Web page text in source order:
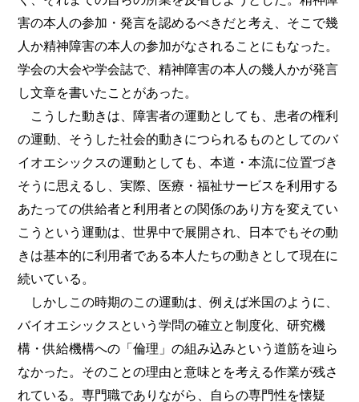
害の本人の参加・発言を認めるべきだと考え、そこで幾
人か精神障害の本人の参加がなされることにもなった。
学会の大会や学会誌で、精神障害の本人の幾人かが発言
し文章を書いたことがあった。
こうした動きは、障害者の運動としても、患者の権利
の運動、そうした社会的動きにつられるものとしてのバ
イオエシックスの運動としても、本道・本流に位置づき
そうに思えるし、実際、医療・福祉サービスを利用する
あたっての供給者と利用者との関係のあり方を変えてい
こうという運動は、世界中で展開され、日本でもその動
きは基本的に利用者である本人たちの動きとして現在に
続いている。
しかしこの時期のこの運動は、例えば米国のように、
バイオエシックスという学問の確立と制度化、研究機
構・供給機構への「倫理」の組み込みという道筋を辿ら
なかった。そのことの理由と意味とを考える作業が残さ
れている。専門職でありながら、自らの専門性を懐疑